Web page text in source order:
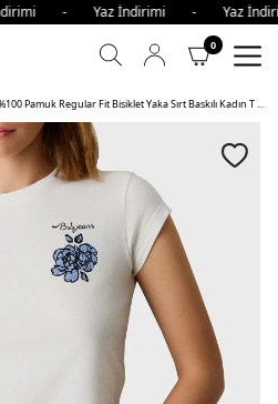
- Yaz İndirimi -
0
BSB %100 Pamuk Regular Fit Bisiklet Yaka Sırt Baskılı Kadın T Shirt